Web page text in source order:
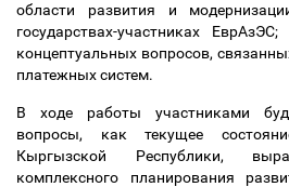
области развития и
государствах-участниках
концептуальных вопросов,
платежных систем.
В ходе работы участниками
вопросы, как текущее
Кыргызской Республики,
комплексного планирования